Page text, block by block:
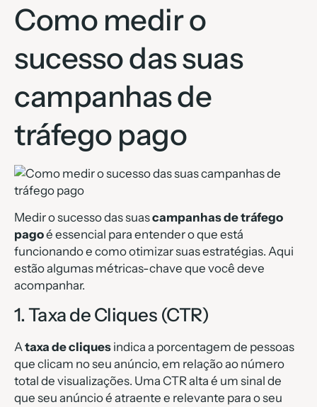
Como medir o
sucesso das suas
campanhas de
tráfego pago
Medir o sucesso das suascampanhas de tráfego
pagoé essencial para entender o que está
funcionando e como otimizar suas estratégias. Aqui
estão algumas métricas-chave que você deve
acompanhar.
1. Taxa de Cliques (CTR)
Ataxa de cliques indica a porcentagem de pessoas
que clicam no seu anúncio, em relação ao número
total de visualizações. Uma CTR alta é um sinal de
que seu anúncio é atraente e relevante para o seu